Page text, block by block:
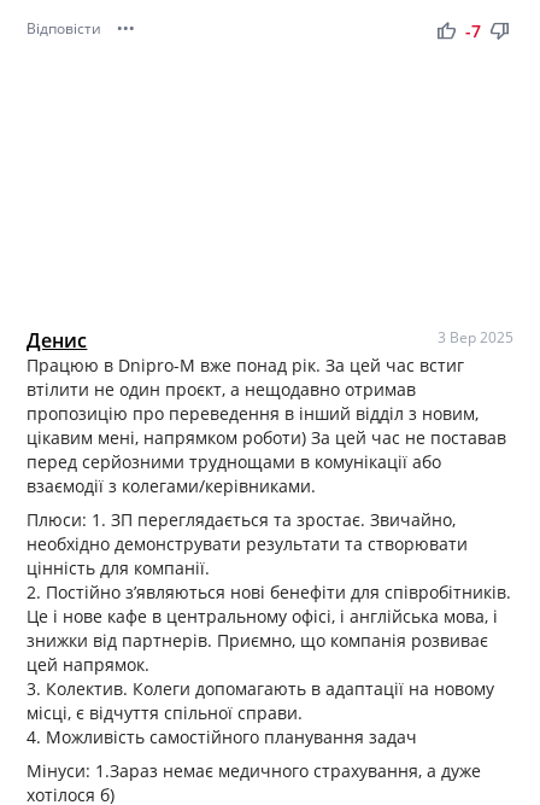
Відповісти ••• thumb_up thumb_down
-7
Денис 3 Вер 2025
Працюю в Dnipro-M вже понад рік. За цей час встиг
втілити не один проєкт, а нещодавно отримав
пропозицію про переведення в інший відділ з новим,
цікавим мені, напрямком роботи) За цей час не поставав
перед серйозними труднощами в комунікації або
взаємодії з колегами/керівниками.
Плюси: 1. ЗП переглядається та зростає. Звичайно,
необхідно демонструвати результати та створювати
цінність для компанії.
2. Постійно з’являються нові бенефіти для співробітників.
Це і нове кафе в центральному офісі, і англійська мова, і
знижки від партнерів. Приємно, що компанія розвиває
цей напрямок.
3. Колектив. Колеги допомагають в адаптації на новому
місці, є відчуття спільної справи.
4. Можливість самостійного планування задач
Мінуси: 1.Зараз немає медичного страхування, а дуже
хотілося б)